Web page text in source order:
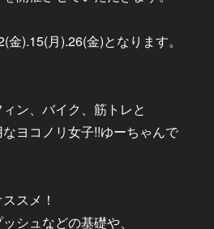
).15(月).26(金)となります。
ン、バイク、筋トレと
ヨコノリ女子!!ゆーちゃんで
スメ！
シュなどの基礎や、